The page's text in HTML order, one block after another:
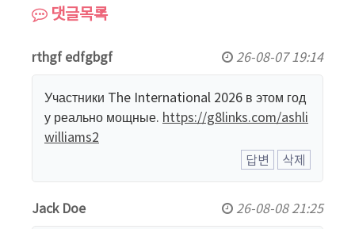
댓글목록
rthgf edfgbgf 26-08-07 19:14
Участники The International 2026 в этом год
у реально мощные. https://g8links.com/ashli
williams2
답변
삭제
Jack Doe 26-08-08 21:25